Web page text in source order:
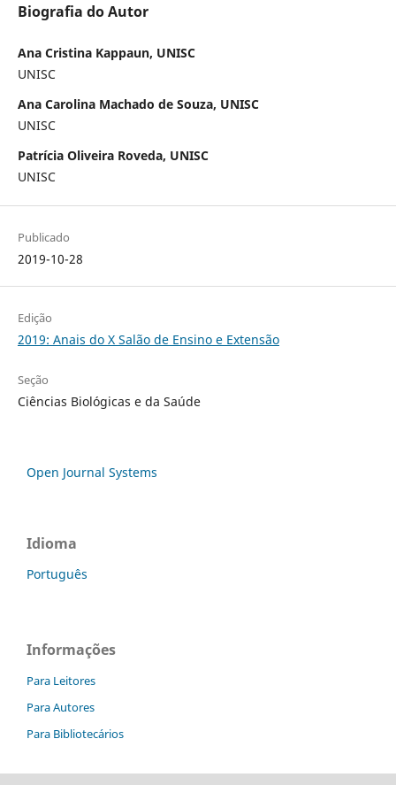
Biografia do Autor
Ana Cristina Kappaun, UNISC
UNISC
Ana Carolina Machado de Souza, UNISC
UNISC
Patrícia Oliveira Roveda, UNISC
UNISC
Publicado
2019-10-28
Edição
2019: Anais do X Salão de Ensino e Extensão
Seção
Ciências Biológicas e da Saúde
Open Journal Systems
Idioma
Português
Informações
Para Leitores
Para Autores
Para Bibliotecários